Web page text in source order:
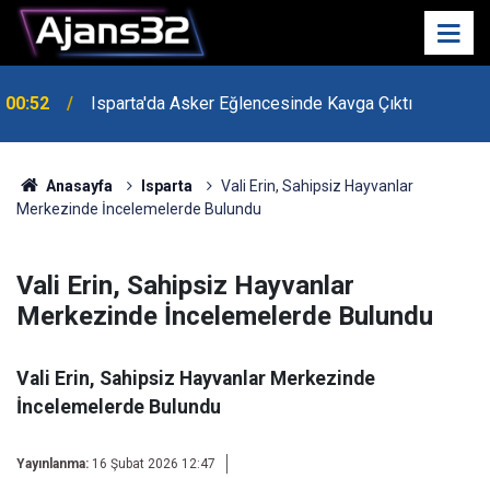
00:52 Isparta'da Asker Eğlencesinde Kavga Çıktı
Anasayfa Isparta
Vali Erin, Sahipsiz Hayvanlar
Merkezinde İncelemelerde Bulundu
Vali Erin, Sahipsiz Hayvanlar
Merkezinde İncelemelerde Bulundu
Vali Erin, Sahipsiz Hayvanlar Merkezinde
İncelemelerde Bulundu
Yayınlanma: 16 Şubat 2026 12:47